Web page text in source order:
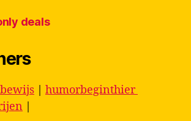
deals
humorbeginthier